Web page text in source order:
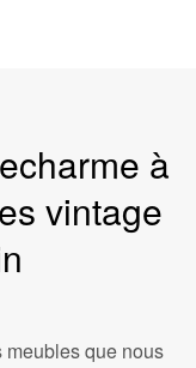
à
vintage
que nous